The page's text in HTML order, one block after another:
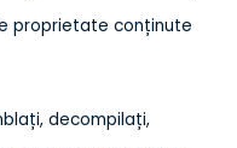
proprietate conținute
decompilați,